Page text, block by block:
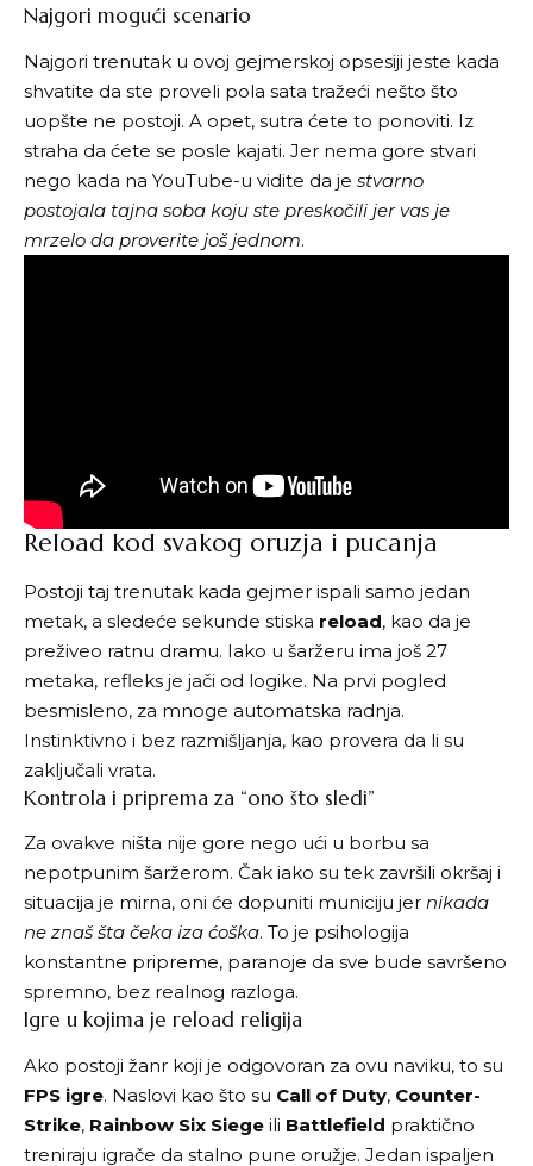
Najgori mogući scenario
Najgori trenutak u ovoj gejmerskoj opsesiji jeste kada
shvatite da ste proveli pola sata tražeći nešto što
uopšte ne postoji. A opet, sutra ćete to ponoviti. Iz
straha da ćete se posle kajati. Jer nema gore stvari
nego kada na YouTube-u vidite da je stvarno
postojala tajna soba koju ste preskočili jer vas je
mrzelo da proverite još jednom.
Reload kod svakog oruzja i pucanja
Postoji taj trenutak kada gejmer ispali samo jedan
metak, a sledeće sekunde stiska reload, kao da je
preživeo ratnu dramu. Iako u šaržeru ima još 27
metaka, refleks je jači od logike. Na prvi pogled
besmisleno, za mnoge automatska radnja.
Instinktivno i bez razmišljanja, kao provera da li su
zaključali vrata.
Kontrola i priprema za “ono što sledi”
Za ovakve ništa nije gore nego ući u borbu sa
nepotpunim šaržerom. Čak iako su tek završili okršaj i
situacija je mirna, oni će dopuniti municiju jer nikada
ne znaš šta čeka iza ćoška. To je psihologija
konstantne pripreme, paranoje da sve bude savršeno
spremno, bez realnog razloga.
Igre u kojima je reload religija
Ako postoji žanr koji je odgovoran za ovu naviku, to su
FPS igre. Naslovi kao što su Call of Duty, Counter-
Strike, Rainbow Six Siege ili Battlefield praktično
treniraju igrače da stalno pune oružje. Jedan ispaljen